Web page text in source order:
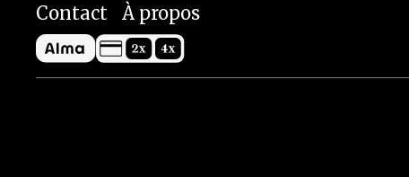
Contact
À propos